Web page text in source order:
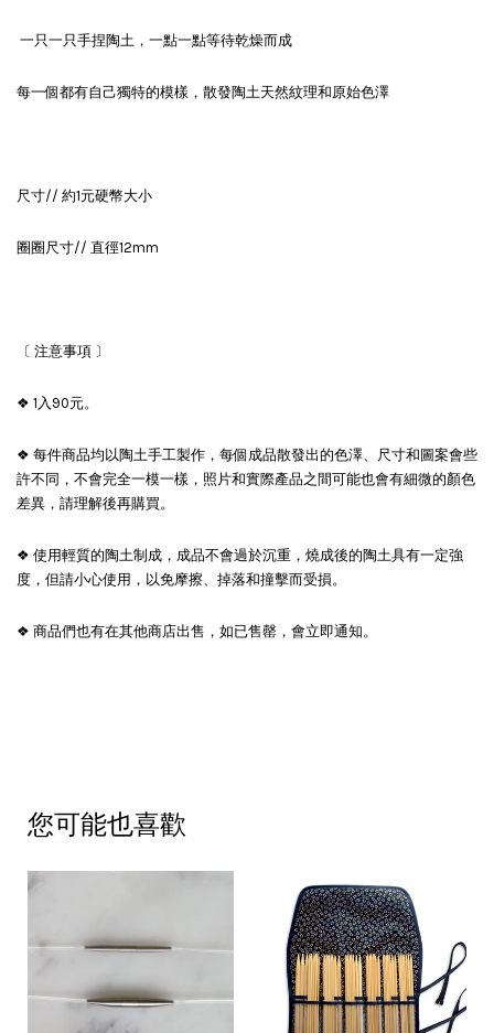
一只一只手捏陶土，一點一點等待乾燥而成
每一個都有自己獨特的模樣，散發陶土天然紋理和原始色澤
尺寸// 約1元硬幣大小
圈圈尺寸// 直徑12mm
〔 注意事項 〕
❖ 1入90元。
❖ 每件商品均以陶土手工製作，每個成品散發出的色澤、尺寸和圖案會些
許不同，不會完全一模一樣，照片和實際產品之間可能也會有細微的顏色
差異，請理解後再購買。
❖ 使用輕質的陶土制成，成品不會過於沉重，燒成後的陶土具有一定強
度，但請小心使用，以免摩擦、掉落和撞擊而受損。
❖ 商品們也有在其他商店出售，如已售罄，會立即通知。
您可能也喜歡